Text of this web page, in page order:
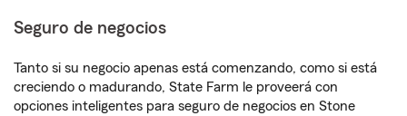
Seguro de negocios
Tanto si su negocio apenas está comenzando, como si está
creciendo o madurando, State Farm le proveerá con
opciones inteligentes para seguro de negocios en Stone